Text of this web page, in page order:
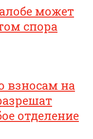
может
спора
взносам на
отделение